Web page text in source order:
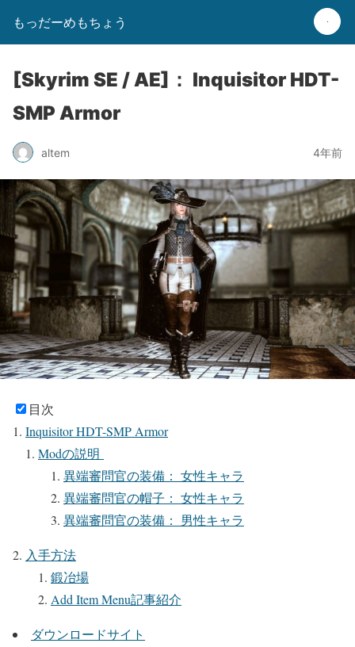
もっだーめもちょう
[Skyrim SE / AE]： Inquisitor HDT-
SMP Armor
altem 4年前
目次
Inquisitor HDT-SMP Armor
Modの説明
異端審問官の装備： 女性キャラ
異端審問官の帽子： 女性キャラ
異端審問官の装備： 男性キャラ
入手方法
鍛冶場
Add Item Menu記事紹介
ダウンロードサイト